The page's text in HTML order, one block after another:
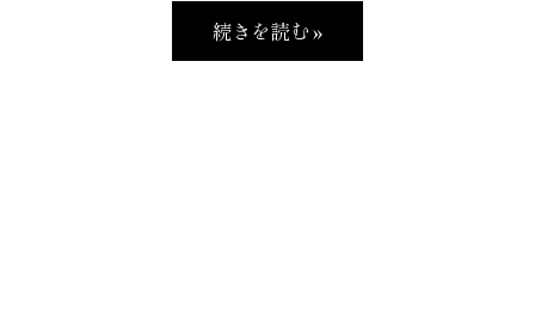
続きを読む »